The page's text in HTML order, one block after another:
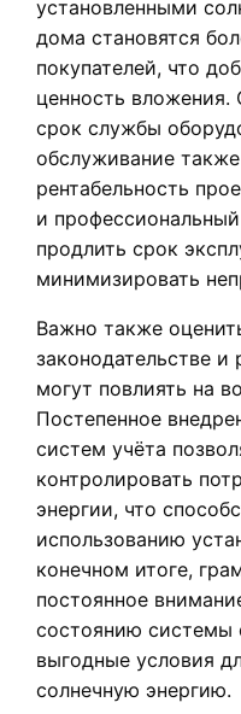
установленными
дома становятся
покупателей, что
ценность вложения.
срок службы
обслуживание
рентабельность
и
продлить срок
минимизировать
Важно также
законодательстве и
могут повлиять на
Постепенное
систем учёта
контролировать
энергии, что
использованию
конечном итоге,
постоянное
состоянию системы
выгодные условия
солнечную энергию.